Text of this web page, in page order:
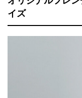
イズ